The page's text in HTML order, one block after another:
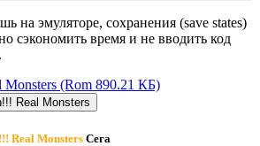
на эмуляторе, сохранения (save states)
сэкономить время и не вводить код
Monsters (Rom 890.21 КБ)
Real Monsters
Real Monsters Сега